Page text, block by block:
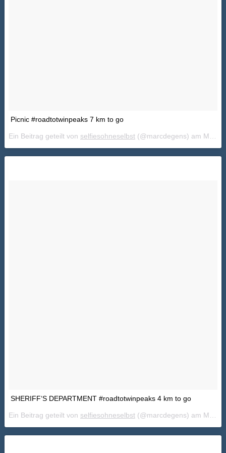
Picnic #roadtotwinpeaks 7 km to go
Ein Beitrag geteilt von selfiesohneselbst (@marcdegens) am Mai 23, 2018 um 12:40 PDT
SHERIFF‘S DEPARTMENT #roadtotwinpeaks 4 km to go
Ein Beitrag geteilt von selfiesohneselbst (@marcdegens) am Mai 23, 2018 um 3:51 PDT